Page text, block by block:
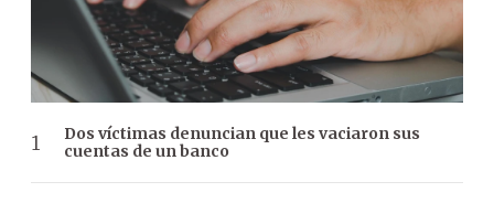
Dos víctimas denuncian que les vaciaron sus
cuentas de un banco